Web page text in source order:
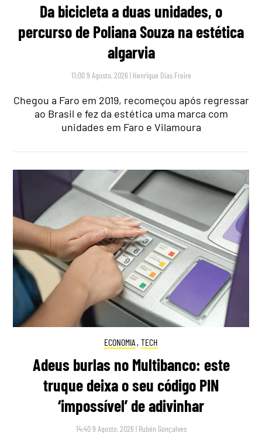
Da bicicleta a duas unidades, o
percurso de Poliana Souza na estética
algarvia
11:00 9 Agosto, 2026 | Henrique Dias Freire
Chegou a Faro em 2019, recomeçou após regressar
ao Brasil e fez da estética uma marca com
unidades em Faro e Vilamoura
ECONOMIA , TECH
Adeus burlas no Multibanco: este
truque deixa o seu código PIN
‘impossível’ de adivinhar
14:40 9 Agosto, 2026 | Rubén Gonçalves